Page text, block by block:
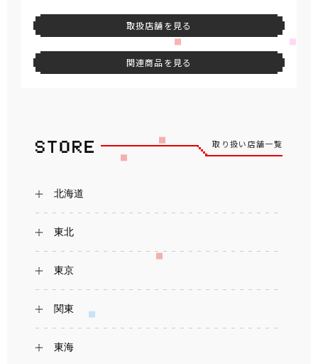
取扱店舗を見る
関連商品を見る
取り扱い店舗一覧
北海道
東北
東京
関東
東海